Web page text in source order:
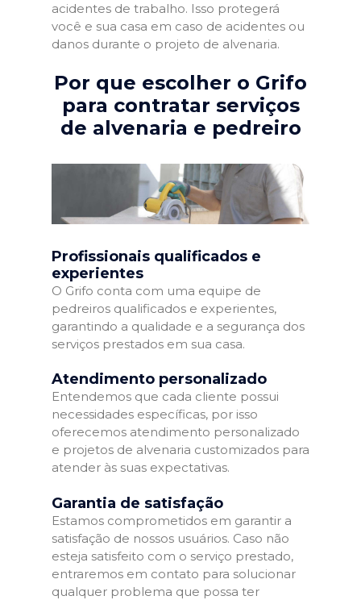
acidentes de trabalho. Isso protegerá
você e sua casa em caso de acidentes ou
danos durante o projeto de alvenaria.
Por que escolher o Grifo
para contratar serviços
de alvenaria e pedreiro
Profissionais qualificados e
experientes
O Grifo conta com uma equipe de
pedreiros qualificados e experientes,
garantindo a qualidade e a segurança dos
serviços prestados em sua casa.
Atendimento personalizado
Entendemos que cada cliente possui
necessidades específicas, por isso
oferecemos atendimento personalizado
e projetos de alvenaria customizados para
atender às suas expectativas.
Garantia de satisfação
Estamos comprometidos em garantir a
satisfação de nossos usuários. Caso não
esteja satisfeito com o serviço prestado,
entraremos em contato para solucionar
qualquer problema que possa ter